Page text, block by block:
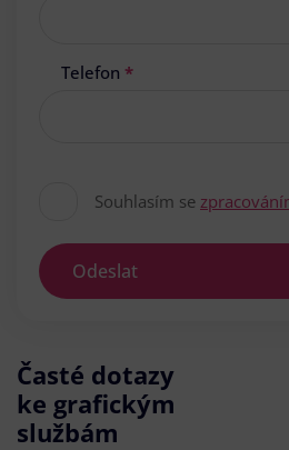
Telefon *
Souhlasím se
Odeslat
Časté dotazy
ke grafickým
službám